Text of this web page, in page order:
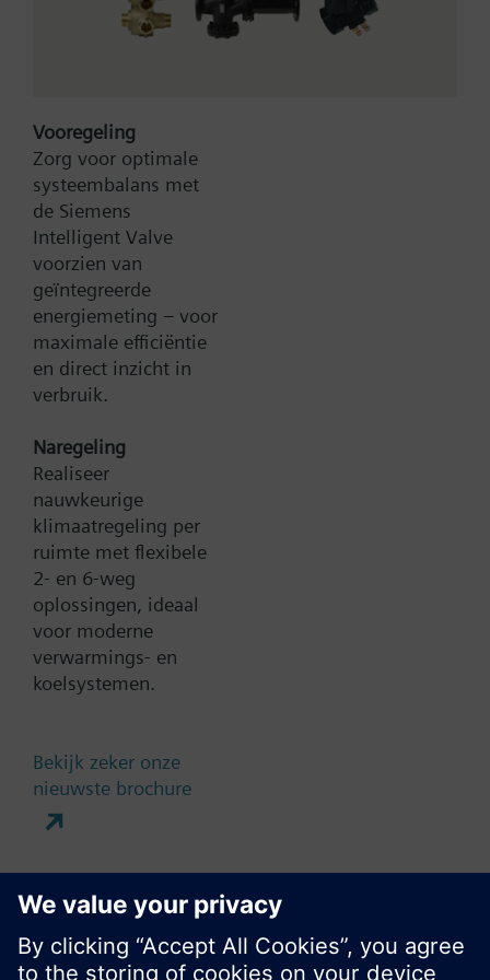
Keeps the actuator from turning. Fixed with two
Type:
Artikel-Nr.:
Garantie:
Zoek een vervanger
Documenten
Vooregeling
Zorg voor optimale
systeembalans met
de Siemens
Intelligent Valve
voorzien van
geïntegreerde
energiemeting – voor
maximale efficiëntie
en direct inzicht in
verbruik.
Naregeling
Realiseer
nauwkeurige
klimaatregeling per
ruimte met flexibele
2- en 6-weg
oplossingen, ideaal
voor moderne
verwarmings- en
koelsystemen.
Bekijk zeker onze
nieuwste brochure
Laat dit bericht niet meer zien
Contact
Deze pagina delen
Verander regio